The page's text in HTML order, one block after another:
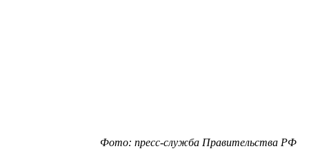
Фото: пресс-служба Правительства РФ